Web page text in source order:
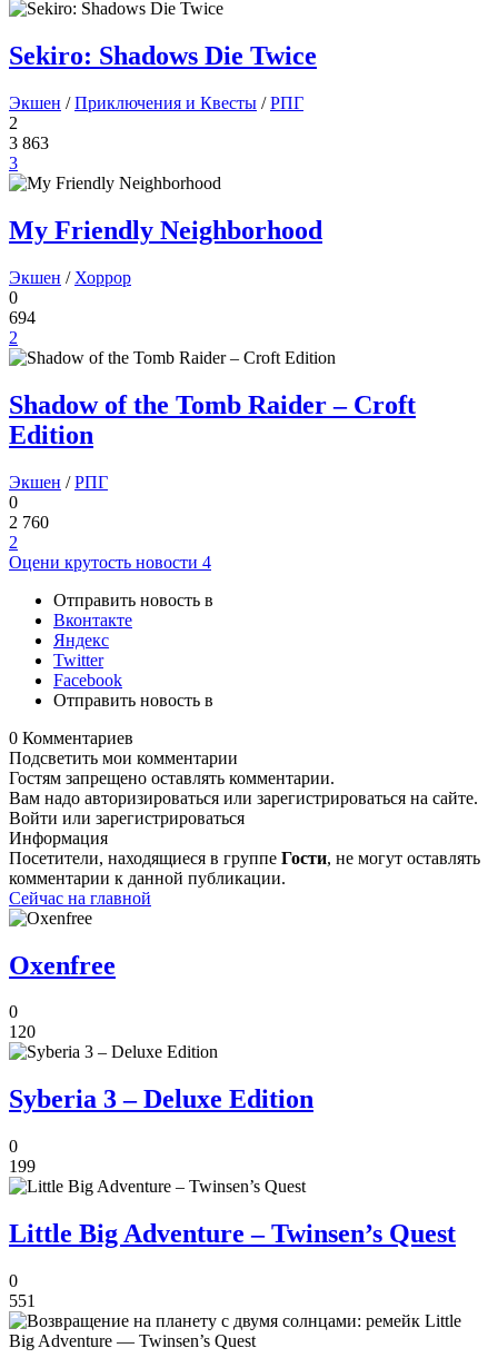
Sekiro: Shadows Die Twice
Экшен /Приключения и Квесты /РПГ
2
3 863
3
My Friendly Neighborhood
Экшен / Хоррор
0
694
2
Shadow of the Tomb Raider – Croft
Edition
Экшен /РПГ
0
2 760
2
Оцени крутость новости 4
Отправить новость в
Вконтакте
Яндекс
Twitter
Facebook
Отправить новость в
0 Комментариев
Подсветить мои комментарии
Гостям запрещено оставлять комментарии.
Вам надо авторизироваться или зарегистрироваться на сайте.
Войти или зарегистрироваться
Информация
Посетители, находящиеся в группе Гости, не могут оставлять
комментарии к данной публикации.
Сейчас на главной
Oxenfree
0
120
Syberia 3 – Deluxe Edition
0
199
Little Big Adventure – Twinsen’s Quest
0
551